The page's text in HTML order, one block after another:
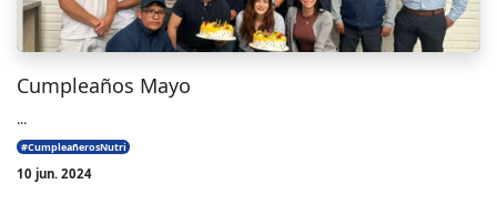
Cumpleaños Mayo
...
#CumpleañerosNutri
10 jun. 2024